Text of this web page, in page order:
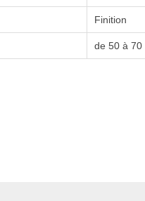
Finition
de 50 à 70